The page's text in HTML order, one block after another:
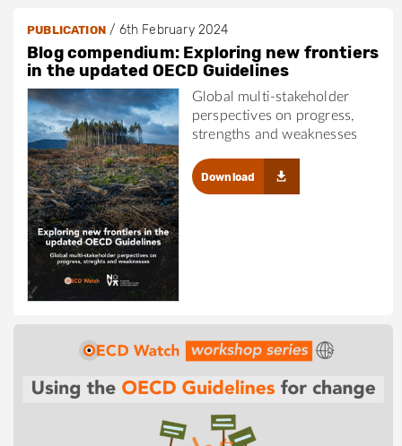
PUBLICATION/ 6th February 2024
Blog compendium: Exploring new frontiers
in the updated OECD Guidelines
Global multi-stakeholder
perspectives on progress,
strengths and weaknesses
Download